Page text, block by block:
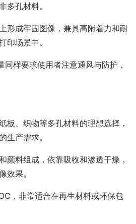
多孔材料。
形成牢固图像，兼具高附着力和耐
印场景中。
样要求使用者注意通风与防护，
板、织物等多孔材料的理想选择，
生产需求。
颜料组成，依靠吸收和渗透干燥，
效果。
，非常适合在再生材料或环保包